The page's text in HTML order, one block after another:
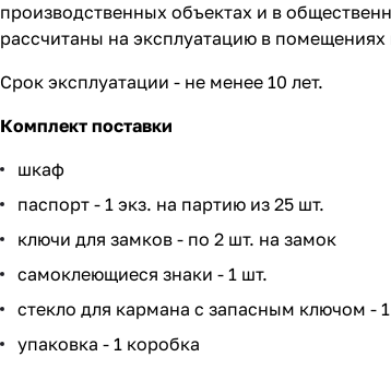
производственных объектах и в
рассчитаны на эксплуатацию в
Срок эксплуатации - не менее 10 лет.
Комплект поставки
шкаф
паспорт - 1 экз. на партию из 25 шт.
ключи для замков - по 2 шт. на замок
самоклеющиеся знаки - 1 шт.
стекло для кармана с запасным ключом -
упаковка - 1 коробка